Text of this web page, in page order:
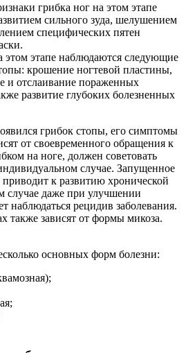
грибка ног на этом этапе
сильного зуда, шелушением
специфических пятен
этом этапе наблюдаются следующие
крошение ногтевой пластины,
и отслаивание пораженных
развитие глубоких болезненных
грибок стопы, его симптомы
от своевременного обращения к
на ноге, должен советовать
случае. Запущенное
приводит к развитию хронической
случае даже при улучшении
наблюдаться рецидив заболевания.
также зависят от формы микоза.
основных форм болезни: